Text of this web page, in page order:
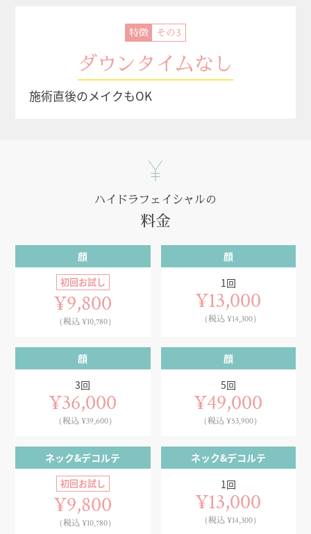
特徴
ダウンタイムなし
施術直後のメイクもOK
ハイドラフェイシャルの
料金
顔
初回お試し
¥9,800
（税込 ¥10,780）
顔
1回
¥13,000
（税込 ¥14,300）
顔
3回
¥36,000
（税込 ¥39,600）
顔
5回
¥49,000
（税込 ¥53,900）
ネック&デコルテ
初回お試し
¥9,800
（税込 ¥10,780）
ネック&デコルテ
1回
¥13,000
（税込 ¥14,300）